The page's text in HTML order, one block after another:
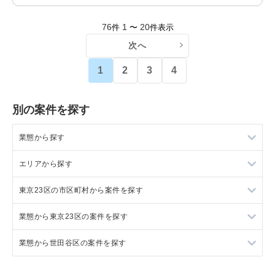
76件 1 〜 20件表示
次へ
1 2 3 4
別の案件を探す
業態から探す
ラーメンの居抜き売却物件の案件一覧
フランス料理の居抜き売却物件の案件一覧
イタリア料理の居抜き売却物件の案件一覧
中華の居抜き売却物件の案件一覧
エリアから探す
東京23区の飲食店の居抜き売却物件の案件一覧
東京都下の飲食店の居抜き売却物件の案件一覧
千葉県の飲食店の居抜き売却物件の案件一覧
東京23区の市区町村から案件を探す
目黒区の飲食店の居抜き売却物件の案件一覧
渋谷区の飲食店の居抜き売却物件の案件一覧
業態から東京23区の案件を探す
東京23区のラーメンの居抜き売却物件の案件一覧
業態から世田谷区の案件を探す